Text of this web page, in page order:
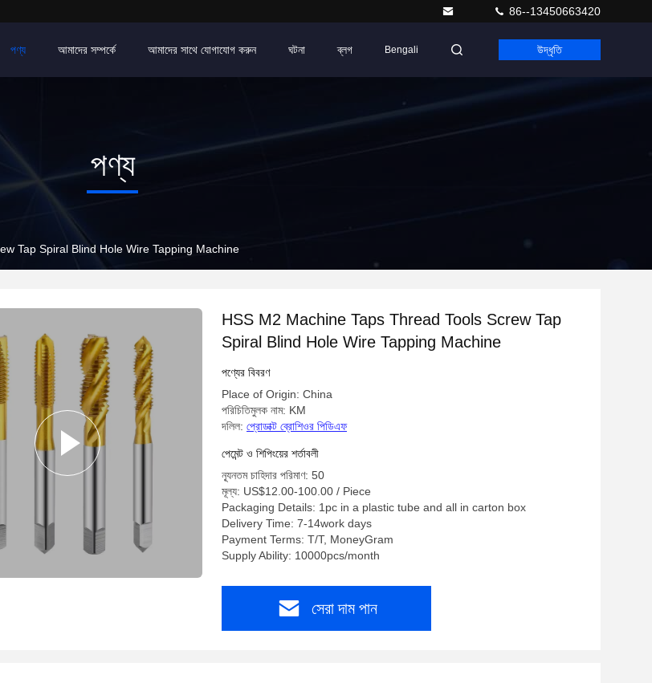
86--13450663420
পণ্য আমাদের সম্পর্কে আমাদের সাথে যোগাযোগ করুন ঘটনা ব্লগ Bengali উদ্ধৃতি
পণ্য
Tap Spiral Blind Hole Wire Tapping Machine
HSS M2 Machine Taps Thread Tools Screw Tap
Spiral Blind Hole Wire Tapping Machine
পণ্যের বিবরণ
Place of Origin: China
পরিচিতিমুলক নাম: KM
দলিল: প্রোডাক্ট ব্রোশিওর পিডিএফ
পেমেন্ট ও শিপিংয়ের শর্তাবলী
ন্যূনতম চাহিদার পরিমাণ: 50
মূল্য: US$12.00-100.00 / Piece
Packaging Details: 1pc in a plastic tube and all in carton box
Delivery Time: 7-14work days
Payment Terms: T/T, MoneyGram
Supply Ability: 10000pcs/month
সেরা দাম পান